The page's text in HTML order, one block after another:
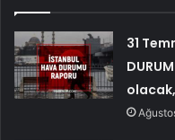
31
olacak,